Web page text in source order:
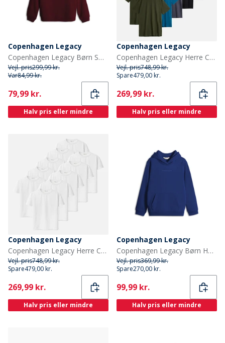
Copenhagen Legacy
Copenhagen Legacy Børn Sweatshirt Bordeaux
Vejl. pris299,99 kr.
Var84,99 kr.
Current
79,99 kr.
Halv pris eller mindre
Copenhagen Legacy
Copenhagen Legacy Herre Copehagen Legacy Ti Pak T Shirts Multi
Vejl. pris748,99 kr.
Spare479,00 kr.
Current
269,99 kr.
Halv pris eller mindre
Copenhagen Legacy
Copenhagen Legacy Herre Copehagen Legacy Ti Pak T Shirts Hvid
Vejl. pris748,99 kr.
Spare479,00 kr.
Current
269,99 kr.
Halv pris eller mindre
Copenhagen Legacy
Copenhagen Legacy Børn Hættetrøjer Blå
Vejl. pris369,99 kr.
Spare270,00 kr.
Current
99,99 kr.
Halv pris eller mindre